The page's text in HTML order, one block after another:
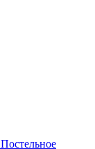
Постельное